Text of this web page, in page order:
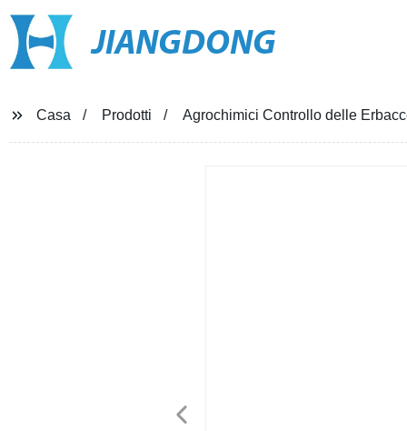
JIANGDONG
Casa Prodotti Agrochimici Controllo delle